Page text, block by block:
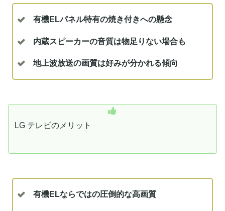
有機ELパネル特有の焼き付きへの懸念
内蔵スピーカーの音質は物足りない場合も
地上波放送の画質は好みが分かれる傾向
LG テレビのメリット
有機ELならではの圧倒的な高画質